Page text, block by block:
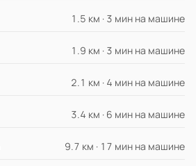
1.5 км · 3 мин на машине
1.9 км · 3 мин на машине
2.1 км · 4 мин на машине
3.4 км · 6 мин на машине
9.7 км · 17 мин на машине